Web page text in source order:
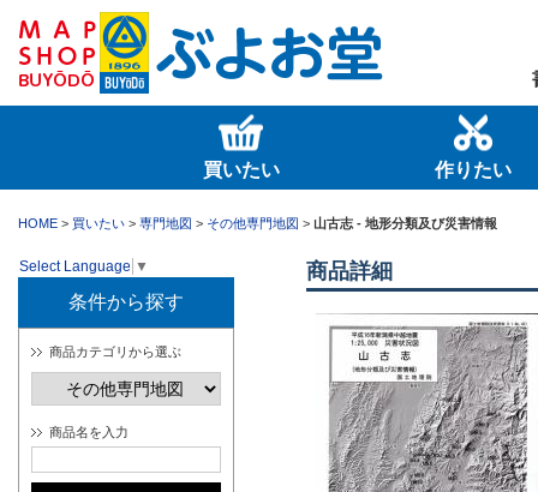
買いたい 作りたい
HOME > 買いたい > 専門地図 > その他専門地図 > 山古志 - 地形分類及び災害情報
Select Language ▼
条件から探す
商品カテゴリから選ぶ
商品名を入力
商品詳細